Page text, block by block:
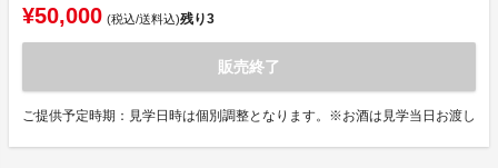
¥50,000 (税込/送料込)残り3
販売終了
ご提供予定時期：見学日時は個別調整となります。※お酒は見学当日お渡し